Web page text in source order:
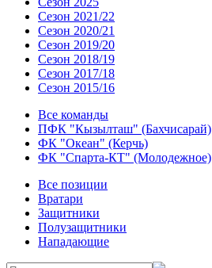
Сезон 2021/22
Сезон 2020/21
Сезон 2019/20
Сезон 2018/19
Сезон 2017/18
Сезон 2015/16
Все команды
ПФК "Кызылташ" (Бахчисарай)
ФК "Океан" (Керчь)
ФК "Спарта-КТ" (Молодежное)
Все позиции
Вратари
Защитники
Полузащитники
Нападающие